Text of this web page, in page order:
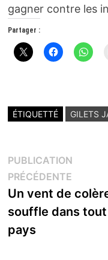
gagner contre les
Partager :
ÉTIQUETTÉ GILETS
Navigation
de
l’article
PUBLICATION
PRÉCÉDENTE
Un vent de
souffle dans
pays